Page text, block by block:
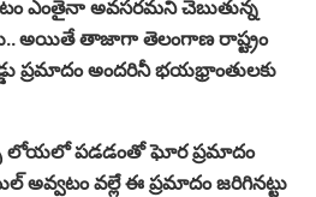
ఎంతైనా అవసరమని చెబుతున్న
అయితే తాజాగా తెలంగాణ రాష్ట్రం
ప్రమాదం అందరినీ భయభ్రాంతులకు
లోయలో పడడంతో ఘోర ప్రమాదం
అవ్వటం వల్లే ఈ ప్రమాదం జరిగినట్టు